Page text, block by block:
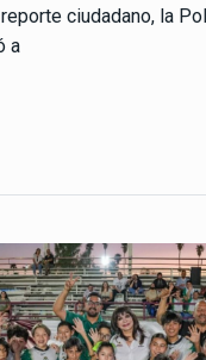
ciudadano, la
a